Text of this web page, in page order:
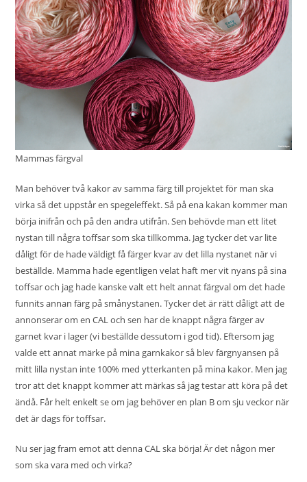
Mammas färgval
Man behöver två kakor av samma färg till projektet för man ska
virka så det uppstår en spegeleffekt. Så på ena kakan kommer man
börja inifrån och på den andra utifrån. Sen behövde man ett litet
nystan till några toffsar som ska tillkomma. Jag tycker det var lite
dåligt för de hade väldigt få färger kvar av det lilla nystanet när vi
beställde. Mamma hade egentligen velat haft mer vit nyans på sina
toffsar och jag hade kanske valt ett helt annat färgval om det hade
funnits annan färg på smånystanen. Tycker det är rätt dåligt att de
annonserar om en CAL och sen har de knappt några färger av
garnet kvar i lager (vi beställde dessutom i god tid). Eftersom jag
valde ett annat märke på mina garnkakor så blev färgnyansen på
mitt lilla nystan inte 100% med ytterkanten på mina kakor. Men jag
tror att det knappt kommer att märkas så jag testar att köra på det
ändå. Får helt enkelt se om jag behöver en plan B om sju veckor när
det är dags för toffsar.
Nu ser jag fram emot att denna CAL ska börja! Är det någon mer
som ska vara med och virka?